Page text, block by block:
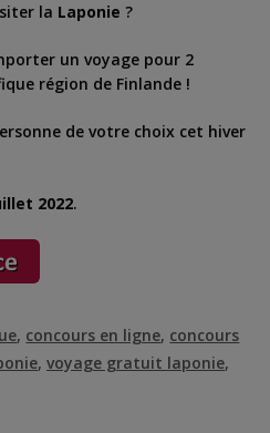
la Laponie ?
un voyage pour 2
région de Finlande !
de votre choix cet hiver
2022.
, concours en ligne, concours
, voyage gratuit laponie,